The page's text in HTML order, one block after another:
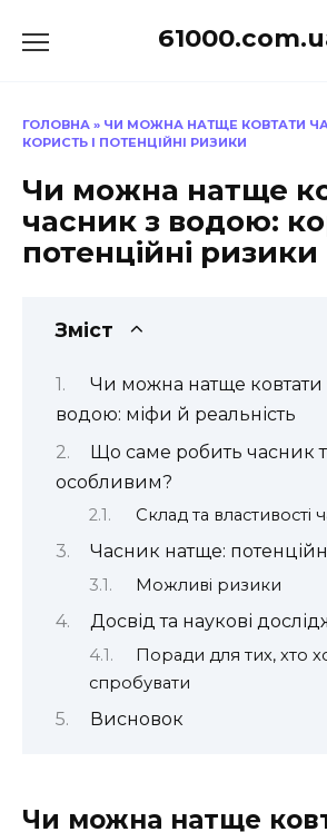
до
ГОЛОВНА » ЧИ МОЖНА НАТЩЕ КОВТАТИ
КОРИСТЬ І ПОТЕНЦІЙНІ РИЗИКИ
Чи можна натще
часник з водою:
потенційні ризики
Зміст
Чи можна натще ковтати
водою: міфи й реальність
Що саме робить часник
особливим?
Склад та властивості
Часник натще:
Можливі ризики
Досвід та наукові
Поради для тих, хто
спробувати
Висновок
Чи можна натще